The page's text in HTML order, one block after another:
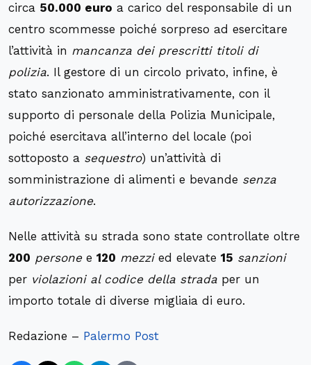
circa 50.000 euro a carico del responsabile di un
centro scommesse poiché sorpreso ad esercitare
l’attività in mancanza dei prescritti titoli di
polizia. Il gestore di un circolo privato, infine, è
stato sanzionato amministrativamente, con il
supporto di personale della Polizia Municipale,
poiché esercitava all’interno del locale (poi
sottoposto a sequestro) un’attività di
somministrazione di alimenti e bevande senza
autorizzazione.
Nelle attività su strada sono state controllate oltre
200 personee 120 mezzied elevate 15 sanzioni
per violazioni al codice della strada per un
importo totale di diverse migliaia di euro.
Redazione – Palermo Post